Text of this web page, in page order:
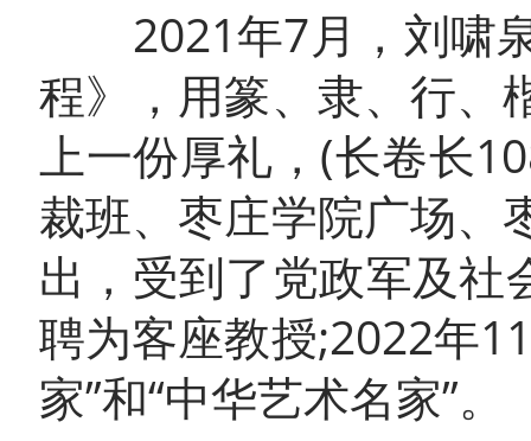
2021年7月，刘啸泉
程》，用篆、隶、行、
上一份厚礼，(长卷长
裁班、枣庄学院广场、
出，受到了党政军及社
聘为客座教授;2022年
家”和“中华艺术名家”。